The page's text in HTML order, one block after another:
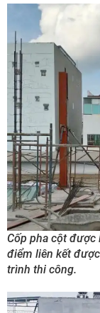
Cốp pha cột được
điểm liên kết
trình thi công.